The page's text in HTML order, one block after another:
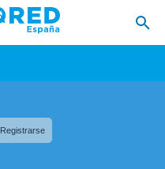
Registrarse